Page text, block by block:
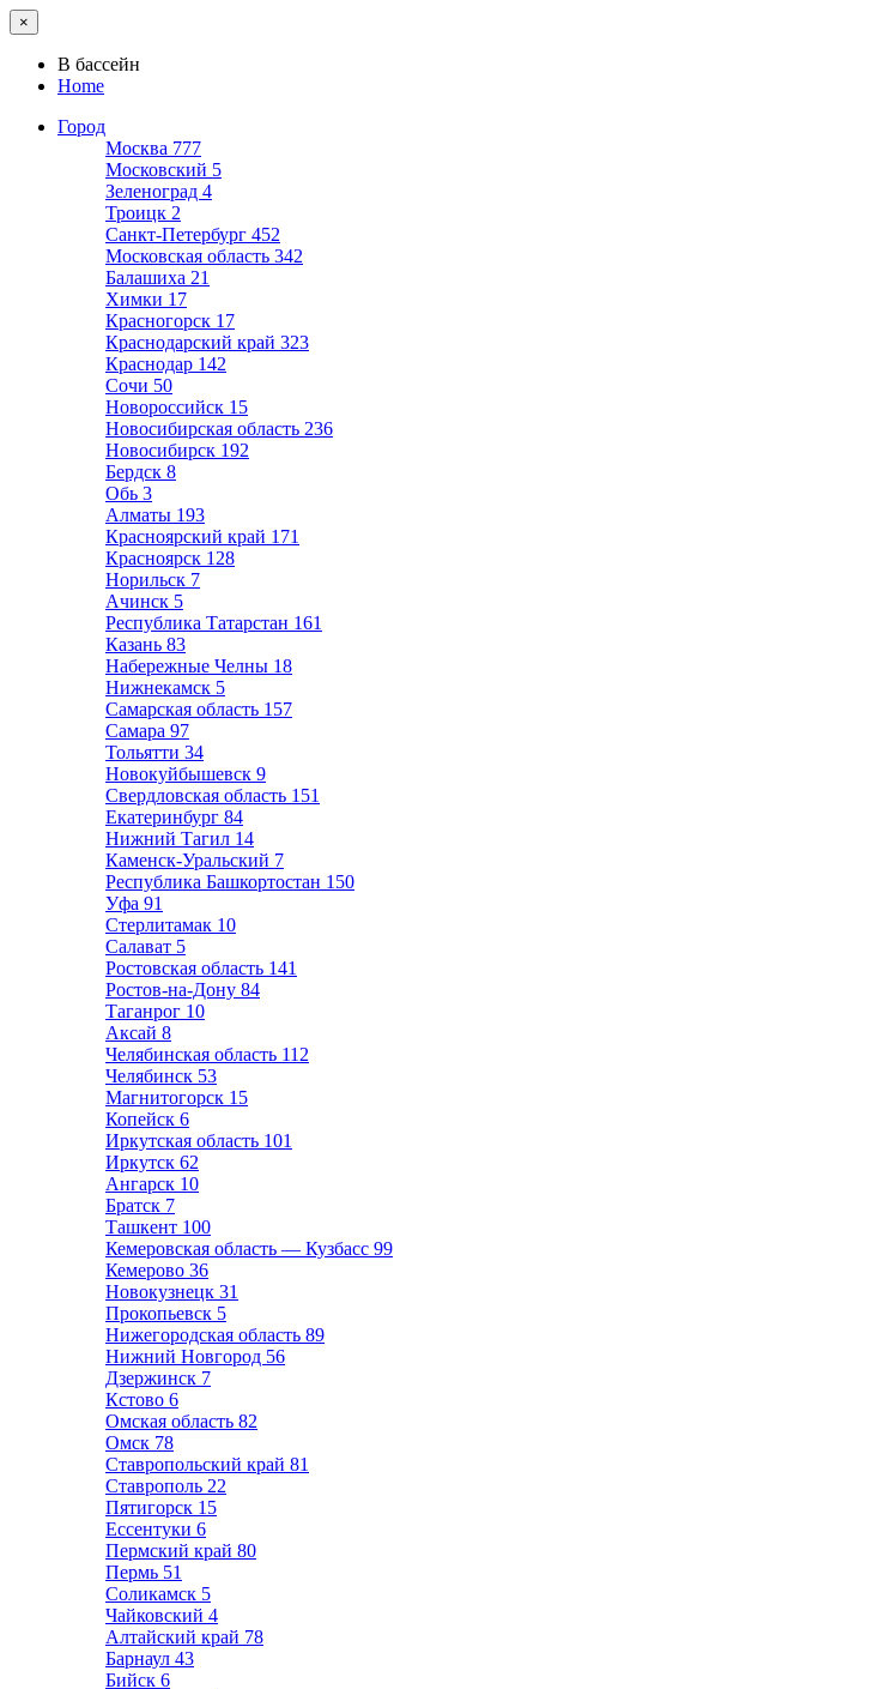
×
В бассейн
Home
Город
Москва 777
Московский 5
Зеленоград 4
Троицк 2
Санкт-Петербург 452
Московская область 342
Балашиха 21
Химки 17
Красногорск 17
Краснодарский край 323
Краснодар 142
Сочи 50
Новороссийск 15
Новосибирская область 236
Новосибирск 192
Бердск 8
Обь 3
Алматы 193
Красноярский край 171
Красноярск 128
Норильск 7
Ачинск 5
Республика Татарстан 161
Казань 83
Набережные Челны 18
Нижнекамск 5
Самарская область 157
Самара 97
Тольятти 34
Новокуйбышевск 9
Свердловская область 151
Екатеринбург 84
Нижний Тагил 14
Каменск-Уральский 7
Республика Башкортостан 150
Уфа 91
Стерлитамак 10
Салават 5
Ростовская область 141
Ростов-на-Дону 84
Таганрог 10
Аксай 8
Челябинская область 112
Челябинск 53
Магнитогорск 15
Копейск 6
Иркутская область 101
Иркутск 62
Ангарск 10
Братск 7
Ташкент 100
Кемеровская область — Кузбасс 99
Кемерово 36
Новокузнецк 31
Прокопьевск 5
Нижегородская область 89
Нижний Новгород 56
Дзержинск 7
Кстово 6
Омская область 82
Омск 78
Ставропольский край 81
Ставрополь 22
Пятигорск 15
Ессентуки 6
Пермский край 80
Пермь 51
Соликамск 5
Чайковский 4
Алтайский край 78
Барнаул 43
Бийск 6